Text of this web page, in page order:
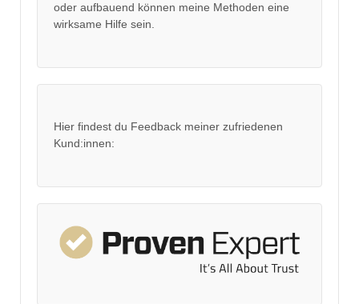
oder aufbauend können meine Methoden eine
wirksame Hilfe sein.
Hier findest du Feedback meiner zufriedenen
Kund:innen: